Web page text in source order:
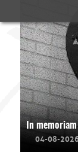
In memoriam
04-08-